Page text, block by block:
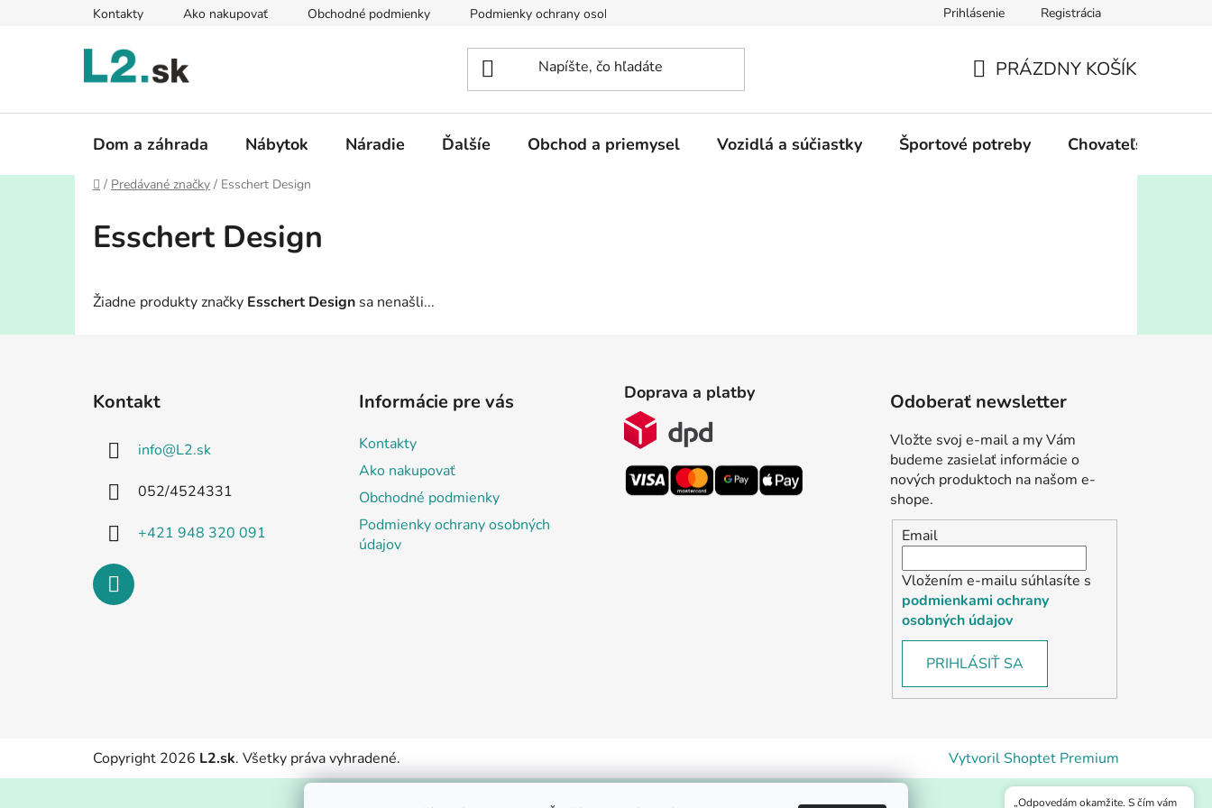
Kontakty Ako nakupovať Obchodné podmienky Podmienky ochrany osobných údajov Prihlásenie Registrácia
KOŠÍK
PRÁZDNY KOŠÍK
Dom a záhrada Nábytok Náradie Ďalšíe Obchod a priemysel Vozidlá a súčiastky Športové potreby Chovateľské
Domov
/ Predávané značky / Esschert Design
Esschert Design
Žiadne produkty značky Esschert Design sa nenašli...
Kontakt
info@L2.sk
052/4524331
+421 948 320 091
Informácie pre vás
Kontakty
Ako nakupovať
Obchodné podmienky
Podmienky ochrany osobných
údajov
Doprava a platby Odoberať newsletter
Vložte svoj e-mail a my Vám
budeme zasielať informácie o
nových produktoch na našom e-
shope.
Email
Vložením e-mailu súhlasíte s
podmienkami ochrany
osobných údajov
PRIHLÁSIŤ SA
Vytvoril Shoptet Premium
Copyright 2026 L2.sk. Všetky práva vyhradené.
„Odpovedám okamžite. S čím vám